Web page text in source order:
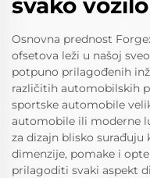
Osnovna prednost
ofsetova leži u našoj
potpuno prilagođenih
različitih automobilskih
sportske automobile
automobile ili moderne
za dizajn blisko
dimenzije, pomake i
prilagoditi svaki aspekt